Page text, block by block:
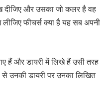
और उसका जो कलर है वह
फीचर्स क्या है यह सब अपनी
हैं और डायरी में लिखे हैं उसी तरह
उनकी डायरी पर उनका लिखित